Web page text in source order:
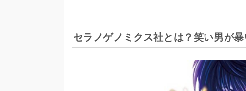
セラノゲノミクス社とは？笑い男が